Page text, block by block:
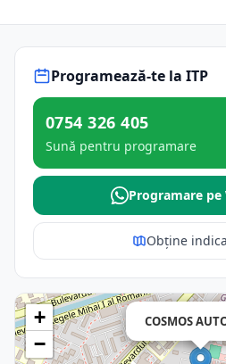
Programează-te la ITP
0754 326 405
Sună pentru programare
Programare pe
Obține
COSMOS
+
−